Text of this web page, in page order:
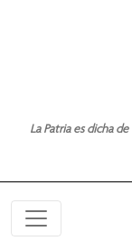
La Patria es dicha